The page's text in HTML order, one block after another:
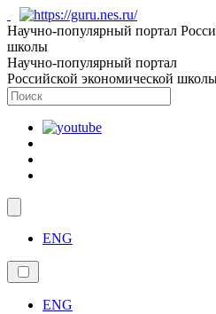
Научно-популярный портал
школы
Научно-популярный портал
Российской экономической
ENG
ENG